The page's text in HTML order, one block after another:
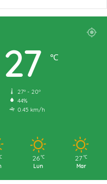
27 ℃
27º - 20º
44%
0.45 km/h
26 ℃
Lun
27 ℃
Mar